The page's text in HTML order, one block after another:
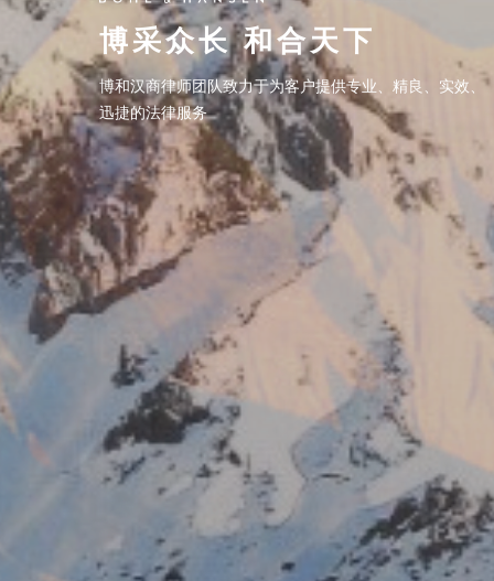
博采众长 和合天下
博和汉商律师团队致力于为客户提供专业、精良、实效、
迅捷的法律服务
博采众长 和合天下
博和汉商律师团队致力于为客户提供专业、精良、实效、
迅捷的法律服务